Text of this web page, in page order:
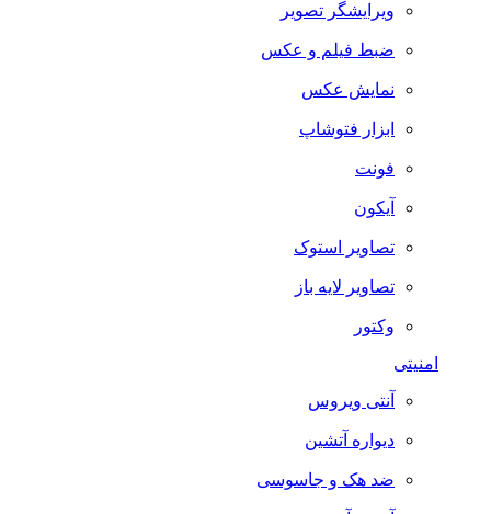
ویرایشگر تصویر
ضبط فيلم و عكس
نمایش عکس
ابزار فتوشاپ
فونت
آیکون
تصاویر استوک
تصاویر لایه باز
وکتور
امنیتی
آنتی ویروس
دیواره آتشین
ضد هک و جاسوسی